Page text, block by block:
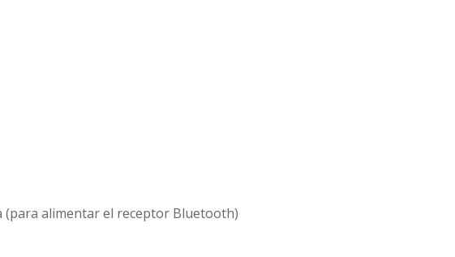
(para alimentar el receptor Bluetooth)